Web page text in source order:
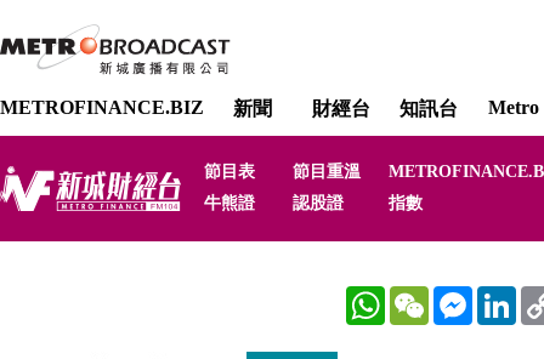
METROFINANCE.BIZ 新聞 財經台 知訊台 Metro
節目表 節目重溫
牛熊證
認股證 指數
WhatsAppWeChat Messenger